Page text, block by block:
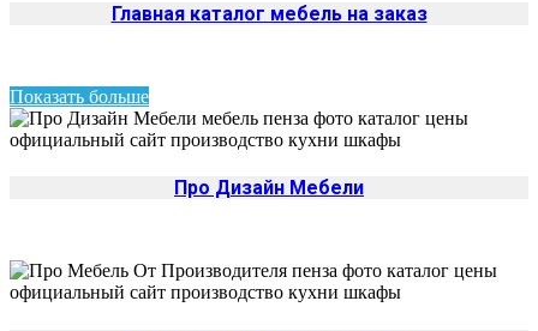
Главная каталог мебель на заказ
Показать больше
Про Дизайн Мебели